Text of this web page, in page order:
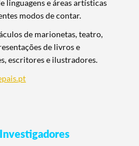
linguagens e áreas artísticas
modos de contar.
de marionetas, teatro,
de livros e
escritores e ilustradores.